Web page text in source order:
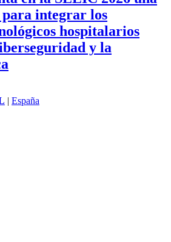
integrar los
hospitalarios
y la
| España